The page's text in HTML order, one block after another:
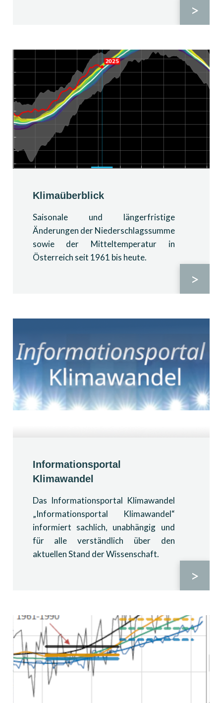
>
Klimaüberblick
Saisonale und längerfristige
Änderungen der Niederschlagssumme
sowie der Mitteltemperatur in
Österreich seit 1961 bis heute.
>
Informationsportal
Klimawandel
Das Informationsportal Klimawandel
„Informationsportal Klimawandel“
informiert sachlich, unabhängig und
für alle verständlich über den
aktuellen Stand der Wissenschaft.
>